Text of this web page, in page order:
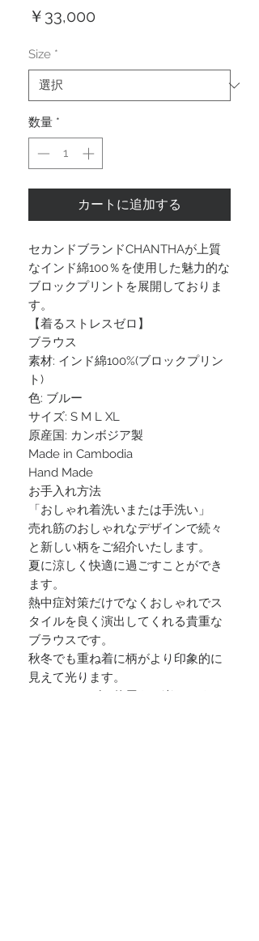
￥33,000
Size *
数量 *
カートに追加する
セカンドブランドCHANTHAが上質
なインド綿100％を使用した魅力的な
ブロックプリントを展開しておりま
す。
【着るストレスゼロ】
ブラウス
素材: インド綿100%(ブロックプリン
ト)
色: ブルー
サイズ: S M L XL
原産国: カンボジア製
Made in Cambodia
Hand Made
お手入れ方法
「おしゃれ着洗いまたは手洗い」
売れ筋のおしゃれなデザインで続々
と新しい柄をご紹介いたします。
夏に涼しく快適に過ごすことができ
ます。
熱中症対策だけでなくおしゃれでス
タイルを良く演出してくれる貴重な
ブラウスです。
秋冬でも重ね着に柄がより印象的に
見えて光ります。
オールシーズン使用をお楽しみくだ